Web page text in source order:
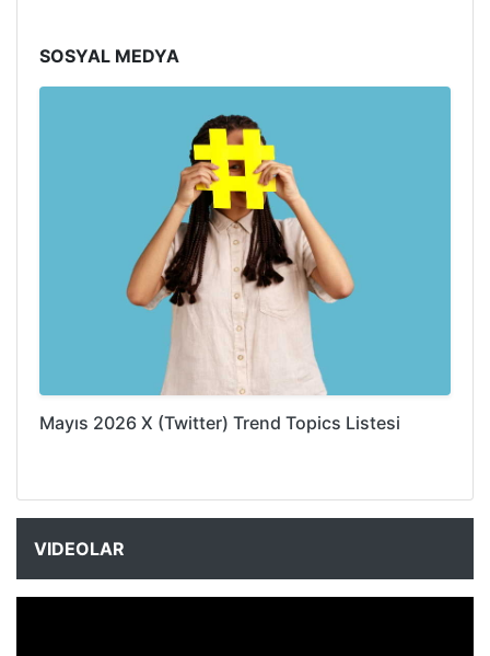
SOSYAL MEDYA
Mayıs 2026 X (Twitter) Trend Topics Listesi
VIDEOLAR